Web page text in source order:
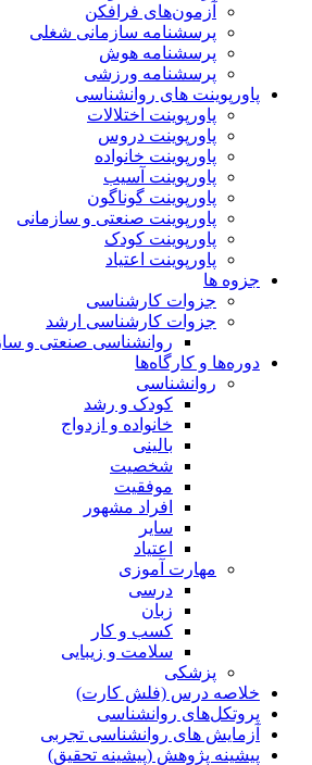
آزمون‌های فرافکن
پرسشنامه سازمانی شغلی
پرسشنامه هوش
پرسشنامه ورزشی
پاورپوینت های روانشناسی
پاورپوینت اختلالات
پاورپوینت دروس
پاورپوینت خانواده
پاورپوینت آسیب
پاورپوینت گوناگون
پاورپوینت صنعتی و سازمانی
پاورپوینت کودک
پاورپوینت اعتیاد
جزوه ها
جزوات کارشناسی
جزوات کارشناسی ارشد
روانشناسی صنعتی و
دوره‌ها و کارگاه‌ها
روانشناسی
کودک و رشد
خانواده و ازدواج
بالینی
شخصیت
موفقیت
افراد مشهور
سایر
اعتیاد
مهارت آموزی
درسی
زبان
کسب و کار
سلامت و زیبایی
پزشکی
خلاصه درس (فلش کارت)
پروتکل‌های روانشناسی
آزمایش های روانشناسی تجربی
پیشینه پژوهش (پیشینه تحقیق)